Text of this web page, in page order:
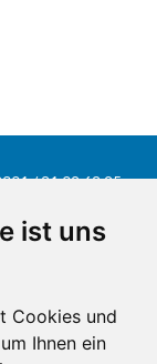
ist uns
Cookies und
Ihnen ein
/ 81 90 68 05